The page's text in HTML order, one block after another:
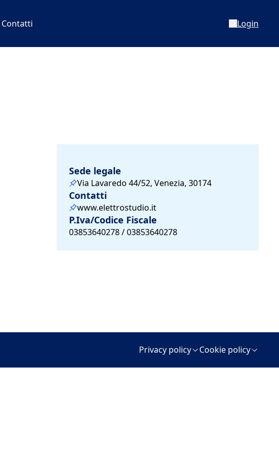
Contatti Login
Sede legale
Via Lavaredo 44/52, Venezia, 30174
Contatti
www.elettrostudio.it
P.Iva/Codice Fiscale
03853640278 / 03853640278
Privacy policy Cookie policy